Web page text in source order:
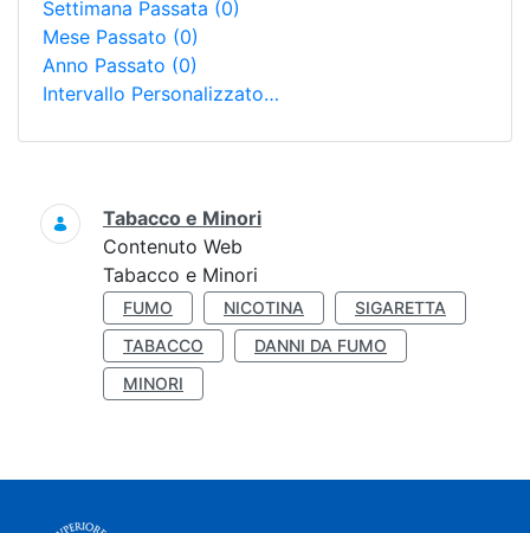
Settimana Passata (0)
Mese Passato (0)
Anno Passato (0)
Intervallo Personalizzato…
Ricerca
Tabacco e Minori
Contenuto Web
Tabacco e Minori
FUMO NICOTINA
SIGARETTA
TABACCO
DANNI DA FUMO
MINORI